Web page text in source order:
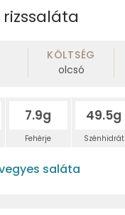
KÖLTSÉG
olcsó
7.9g
Fehérje
49.5g
Szénhidrát
saláta